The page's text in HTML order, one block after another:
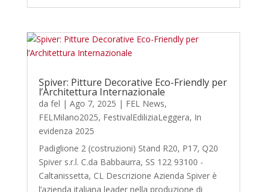
Spiver: Pitture Decorative Eco-Friendly per
l’Architettura Internazionale
da fel | Ago 7, 2025 | FEL News,
FELMilano2025, FestivalEdiliziaLeggera, In
evidenza 2025
Padiglione 2 (costruzioni) Stand R20, P17, Q20
Spiver s.r.l. C.da Babbaurra, SS 122 93100 -
Caltanissetta, CL Descrizione Azienda Spiver è
l’azienda italiana leader nella produzione di